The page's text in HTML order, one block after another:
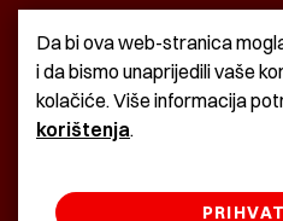
CRNA KRONIKA
BAŠTARDINI I PRAVI
KRASNA ZEMLJA
Da bi ova web-stranica
i da bismo unaprijedili vaše
kolačiće. Više informacija
korištenja.